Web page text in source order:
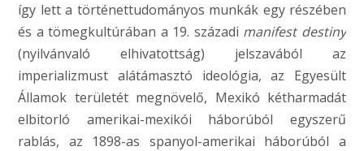
így lett a történettudományos munkák egy részében
és a tömegkultúrában a 19. századi manifest destiny
(nyilvánvaló elhivatottság) jelszavából az
imperializmust alátámasztó ideológia, az Egyesült
Államok területét megnövelő, Mexikó kétharmadát
elbitorló amerikai-mexikói háborúból egyszerű
rablás, az 1898-as spanyol-amerikai háborúból a